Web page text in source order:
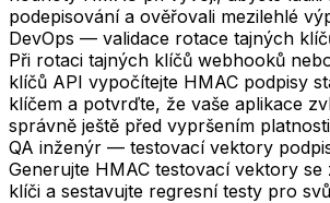
podepisování a ověřovali mezilehlé
DevOps — validace rotace tajných
Při rotaci tajných klíčů webhooků
klíčů API vypočítejte HMAC podpisy
klíčem a potvrďte, že vaše aplikace
správně ještě před vypršením
QA inženýr — testovací vektory
Generujte HMAC testovací vektory se
klíči a sestavujte regresní testy pro